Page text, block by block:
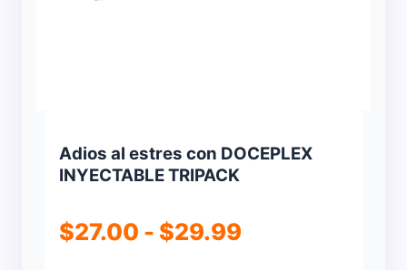
Adios al estres con DOCEPLEX
INYECTABLE TRIPACK
$27.00 - $29.99Rango